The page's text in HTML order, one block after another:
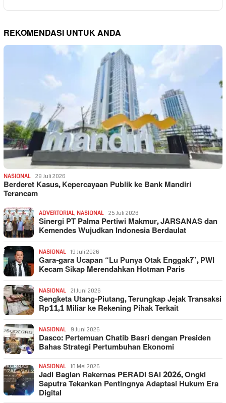
REKOMENDASI UNTUK ANDA
NASIONAL 29 Juli 2026
Berderet Kasus, Kepercayaan Publik ke Bank Mandiri
Terancam
ADVERTORIAL, NASIONAL 25 Juli 2026
Sinergi PT Palma Pertiwi Makmur, JARSANAS dan
Kemendes Wujudkan Indonesia Berdaulat
NASIONAL 19 Juli 2026
Gara-gara Ucapan “Lu Punya Otak Enggak?”, PWI
Kecam Sikap Merendahkan Hotman Paris
NASIONAL 21 Juni 2026
Sengketa Utang-Piutang, Terungkap Jejak Transaksi
Rp11,1 Miliar ke Rekening Pihak Terkait
NASIONAL 9 Juni 2026
Dasco: Pertemuan Chatib Basri dengan Presiden
Bahas Strategi Pertumbuhan Ekonomi
NASIONAL 10 Mei 2026
Jadi Bagian Rakernas PERADI SAI 2026, Ongki
Saputra Tekankan Pentingnya Adaptasi Hukum Era
Digital